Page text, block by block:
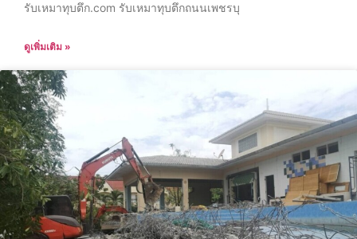
รับเหมาทุบตึก.com รับเหมาทุบตึกถนนเพชรบุ
ดูเพิ่มเติม »